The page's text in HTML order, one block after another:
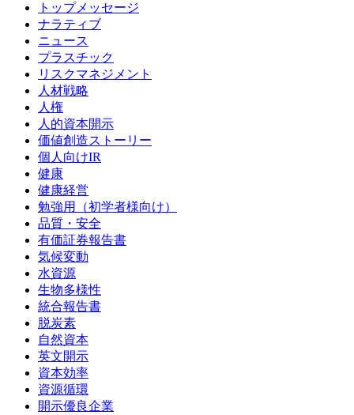
トップメッセージ
ナラティブ
ニュース
プラスチック
リスクマネジメント
人材戦略
人権
人的資本開示
価値創造ストーリー
個人向けIR
健康
健康経営
勉強用（初学者様向け）
品質・安全
有価証券報告書
気候変動
水資源
生物多様性
統合報告書
脱炭素
自然資本
英文開示
資本効率
資源循環
開示優良企業